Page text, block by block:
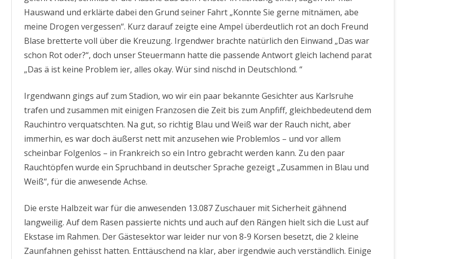
Hauswand und erklärte dabei den Grund seiner Fahrt „Konnte Sie gerne mitnämen, abe
meine Drogen vergessen“. Kurz darauf zeigte eine Ampel überdeutlich rot an doch Freund
Blase bretterte voll über die Kreuzung. Irgendwer brachte natürlich den Einwand „Das war
schon Rot oder?“, doch unser Steuermann hatte die passende Antwort gleich lachend parat
„Das ä ist keine Problem ier, alles okay. Wür sind nischd in Deutschlond. “
Irgendwann gings auf zum Stadion, wo wir ein paar bekannte Gesichter aus Karlsruhe
trafen und zusammen mit einigen Franzosen die Zeit bis zum Anpfiff, gleichbedeutend dem
Rauchintro verquatschten. Na gut, so richtig Blau und Weiß war der Rauch nicht, aber
immerhin, es war doch äußerst nett mit anzusehen wie Problemlos – und vor allem
scheinbar Folgenlos – in Frankreich so ein Intro gebracht werden kann. Zu den paar
Rauchtöpfen wurde ein Spruchband in deutscher Sprache gezeigt „Zusammen in Blau und
Weiß“, für die anwesende Achse.
Die erste Halbzeit war für die anwesenden 13.087 Zuschauer mit Sicherheit gähnend
langweilig. Auf dem Rasen passierte nichts und auch auf den Rängen hielt sich die Lust auf
Ekstase im Rahmen. Der Gästesektor war leider nur von 8-9 Korsen besetzt, die 2 kleine
Zaunfahnen gehisst hatten. Enttäuschend na klar, aber irgendwie auch verständlich. Einige